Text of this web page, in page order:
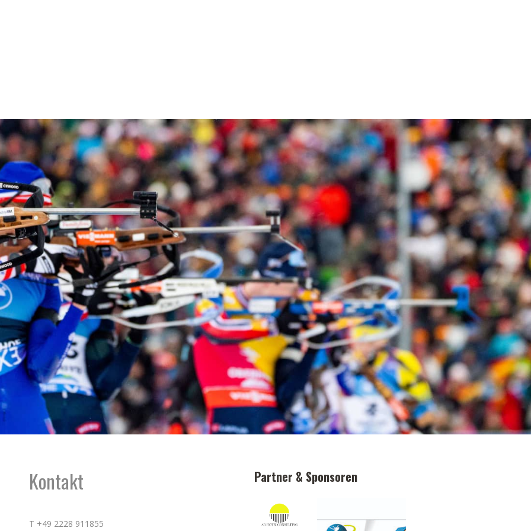
Kontakt
T +49 2228 911855
Partner & Sponsoren